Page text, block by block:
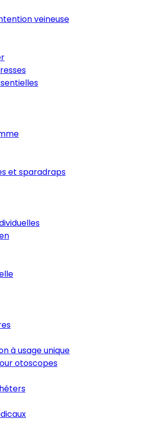
veineuse
et sparadraps
à usage unique
otoscopes